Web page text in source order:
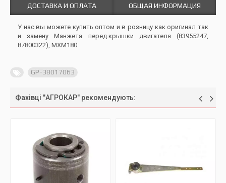
ДОСТАВКА И ОПЛАТА ОБЩАЯ ИНФОРМАЦИЯ
У нас вы можете купить оптом и в розницу как оригинал так
и замену Манжета перед.крышки двигателя (83955247,
87800322), MXM180
GP-38017063
Фахівці "АГРОКАР" рекомендують: